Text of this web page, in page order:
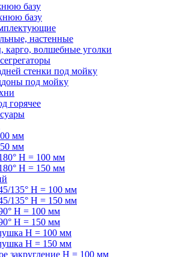
базу
базу
настенные
карго, волшебные уголки
стенки под мойку
под мойку
горячее
мм
мм
H = 100 мм
H = 150 мм
135° H = 100 мм
135° H = 150 мм
H = 100 мм
H = 150 мм
H = 100 мм
H = 150 мм
закругление H = 100 мм